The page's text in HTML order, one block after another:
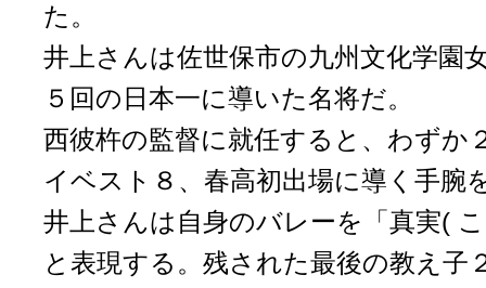
た。
井上さんは佐世保市の九州文化学園
５回の日本一に導いた名将だ。
西彼杵の監督に就任すると、わずか
イベスト８、春高初出場に導く手腕
井上さんは自身のバレーを「真実(
と表現する。残された最後の教え子